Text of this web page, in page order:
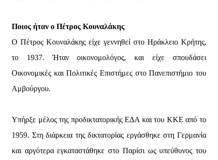
Ποιος ήταν ο Πέτρος Κουναλάκης
Ο Πέτρος Κουναλάκης είχε γεννηθεί στο Ηράκλειο Κρήτης,
το 1937. Ήταν οικονομολόγος, και είχε σπουδάσει
Οικονομικές και Πολιτικές Επιστήμες στο Πανεπιστήμιο του
Αμβούργου.
Υπήρξε μέλος της προδικτατορικής ΕΔΑ και του ΚΚΕ από το
1959. Στη διάρκεια της δικτατορίας εργάσθηκε στη Γερμανία
και αργότερα εγκαταστάθηκε στο Παρίσι ως υπεύθυνος του